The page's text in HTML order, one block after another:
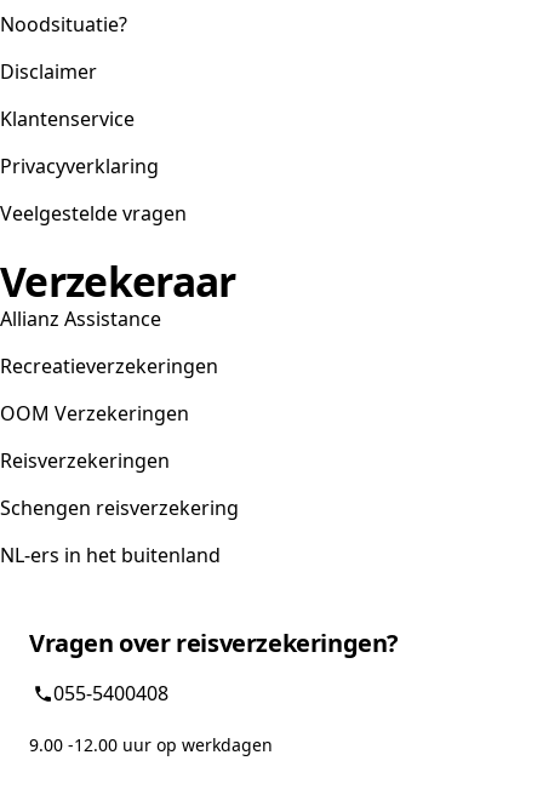
Noodsituatie?
Disclaimer
Klantenservice
Privacyverklaring
Veelgestelde vragen
Verzekeraar
Allianz Assistance
Recreatieverzekeringen
OOM Verzekeringen
Reisverzekeringen
Schengen reisverzekering
NL-ers in het buitenland
Vragen over reisverzekeringen?
055-5400408
9.00 -12.00 uur op werkdagen